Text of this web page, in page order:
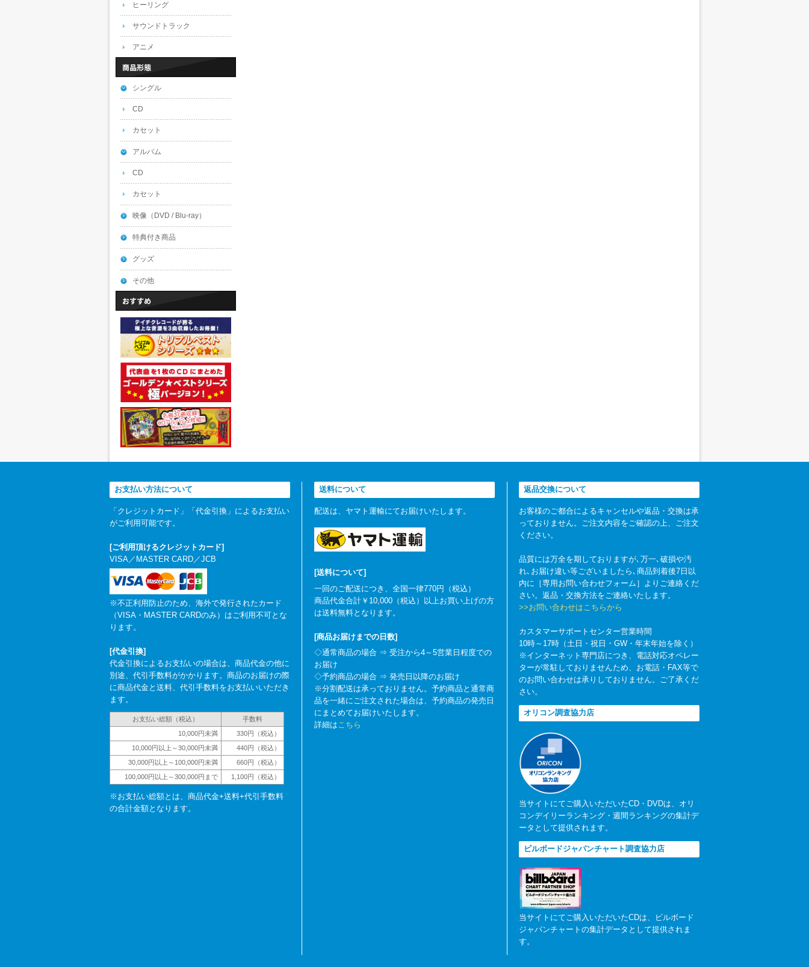
ヒーリング
サウンドトラック
アニメ
シングル
CD
カセット
アルバム
CD
カセット
映像（DVD / Blu-ray）
特典付き商品
グッズ
その他
お支払い方法について
「クレジットカード」「代金引換」によるお支払い
がご利用可能です。
[ご利用頂けるクレジットカード]
VISA／MASTER CARD／JCB
※不正利用防止のため、海外で発行されたカード
（VISA・MASTER CARDのみ）はご利用不可とな
ります。
[代金引換]
代金引換によるお支払いの場合は、商品代金の他に
別途、代引手数料がかかります。商品のお届けの際
に商品代金と送料、代引手数料をお支払いいただき
ます。
お支払い総額（税込）
手数料
10,000円未満
330円（税込）
10,000円以上～30,000円未満
440円（税込）
30,000円以上～100,000円未満
660円（税込）
100,000円以上～300,000円まで
1,100円（税込）
※お支払い総額とは、商品代金+送料+代引手数料
の合計金額となります。
送料について
配送は、ヤマト運輸にてお届けいたします。
[送料について]
一回のご配送につき、全国一律770円（税込）
商品代金合計￥10,000（税込）以上お買い上げの方
は送料無料となります。
[商品お届けまでの日数]
◇通常商品の場合 ⇒ 受注から4～5営業日程度での
お届け
◇予約商品の場合 ⇒ 発売日以降のお届け
※分割配送は承っておりません。予約商品と通常商
品を一緒にご注文された場合は、予約商品の発売日
にまとめてお届けいたします。
詳細はこちら
返品交換について
お客様のご都合によるキャンセルや返品・交換は承
っておりません。ご注文内容をご確認の上、ご注文
ください。
品質には万全を期しておりますが､万一､破損や汚
れ､お届け違い等ございましたら､商品到着後7日以
内に［専用お問い合わせフォーム］よりご連絡くだ
さい。返品・交換方法をご連絡いたします。
>>お問い合わせはこちらから
カスタマーサポートセンター営業時間
10時～17時（土日・祝日・GW・年末年始を除く）
※インターネット専門店につき、電話対応オペレー
ターが常駐しておりませんため、お電話・FAX等で
のお問い合わせは承りしておりません。ご了承くだ
さい。
オリコン調査協力店
当サイトにてご購入いただいたCD・DVDは、オリ
コンデイリーランキング・週間ランキングの集計デ
ータとして提供されます。
ビルボードジャパンチャート調査協力店
当サイトにてご購入いただいたCDは、ビルボード
ジャパンチャートの集計データとして提供されま
す。